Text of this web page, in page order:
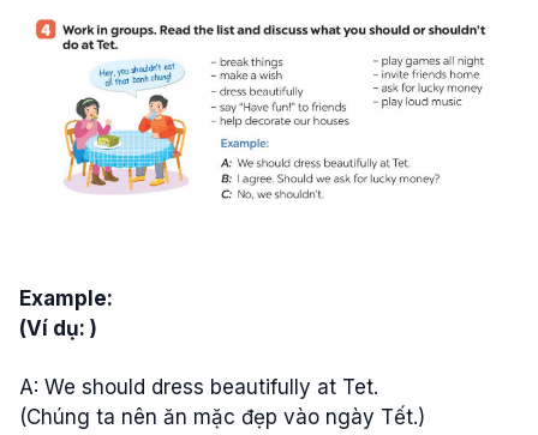
Example:
(Ví dụ: )
A: We should dress beautifully at Tet.
(Chúng ta nên ăn mặc đẹp vào ngày Tết.)